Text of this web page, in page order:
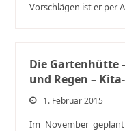
Vorschlägen ist er per
Die Gartenhütte
und Regen –
1. Februar 2015
Im November